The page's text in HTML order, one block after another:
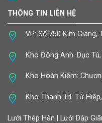
THÔNG TIN LIÊN HỆ
VP: Số 750 Kim Giang,
Kho Đông Anh: Dục
Kho Hoàn Kiếm:
Kho Thanh Trì: Tứ
Lưới Thép Hàn | Lưới Dập